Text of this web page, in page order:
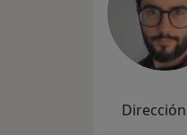
Dirección